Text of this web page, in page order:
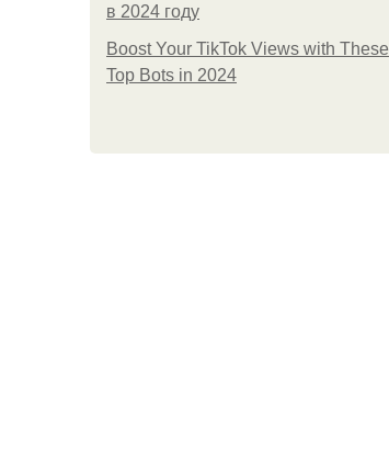
в 2024 году
Boost Your TikTok Views with These
Top Bots in 2024